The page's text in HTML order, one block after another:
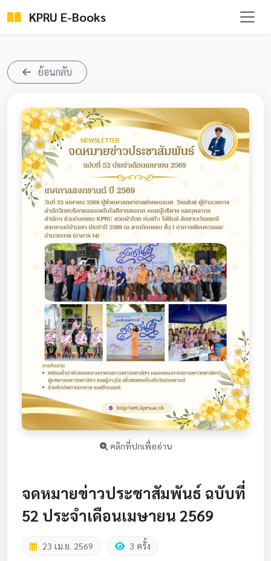
KPRU E-Books
ย้อนกลับ
คลิกที่ปกเพื่ออ่าน
จดหมายข่าวประชาสัมพันธ์ ฉบับที่
52 ประจำเดือนเมษายน 2569
23 เม.ย. 2569 3 ครั้ง